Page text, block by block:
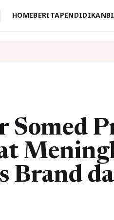
HOMEBERITAPENDIDIKAN
Somed
Brand